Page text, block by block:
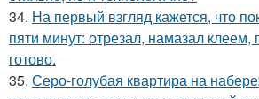
34. На первый взгляд кажется, что
пяти минут: отрезал, намазал клеем,
готово.
35. Серо-голубая квартира на